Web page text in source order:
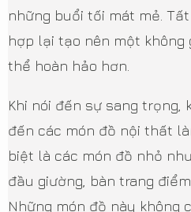
những buổi tối mát mẻ.
hợp lại tạo nên một không
thể hoàn hảo hơn.
Khi nói đến sự sang trọng,
đến các món đồ nội thất
biệt là các món đồ nhỏ
đầu giường, bàn trang
Những món đồ này không